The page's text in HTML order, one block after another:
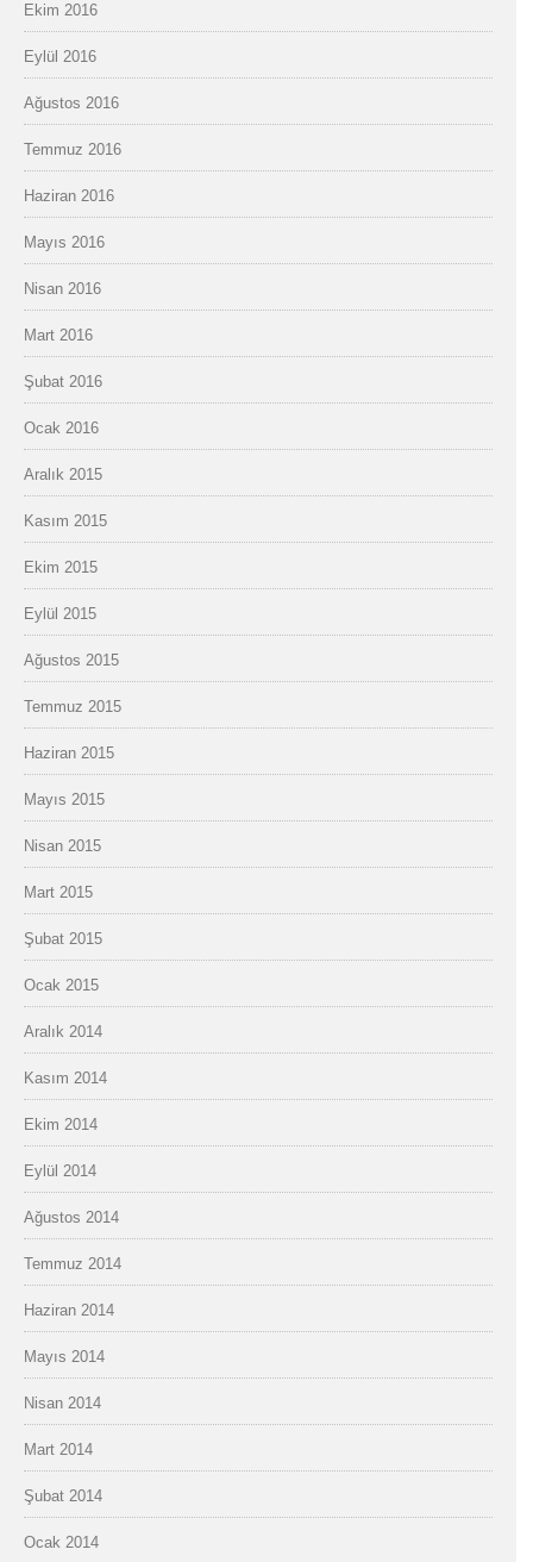
Ekim 2016
Eylül 2016
Ağustos 2016
Temmuz 2016
Haziran 2016
Mayıs 2016
Nisan 2016
Mart 2016
Şubat 2016
Ocak 2016
Aralık 2015
Kasım 2015
Ekim 2015
Eylül 2015
Ağustos 2015
Temmuz 2015
Haziran 2015
Mayıs 2015
Nisan 2015
Mart 2015
Şubat 2015
Ocak 2015
Aralık 2014
Kasım 2014
Ekim 2014
Eylül 2014
Ağustos 2014
Temmuz 2014
Haziran 2014
Mayıs 2014
Nisan 2014
Mart 2014
Şubat 2014
Ocak 2014